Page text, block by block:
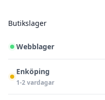
Butikslager
Webblager
Enköping
1-2 vardagar